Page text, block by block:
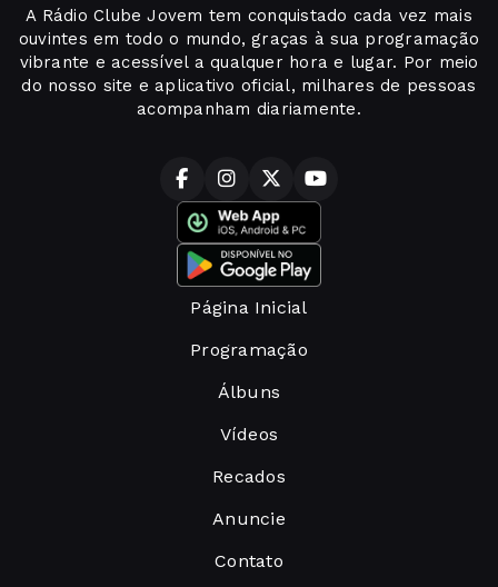
A Rádio Clube Jovem tem conquistado cada vez mais
ouvintes em todo o mundo, graças à sua programação
vibrante e acessível a qualquer hora e lugar. Por meio
do nosso site e aplicativo oficial, milhares de pessoas
acompanham diariamente.
Página Inicial
Programação
Álbuns
Vídeos
Recados
Anuncie
Contato